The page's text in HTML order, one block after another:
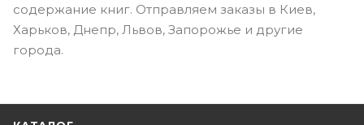
содержание книг. Отправляем заказы в Киев,
Харьков, Днепр, Львов, Запорожье и другие
города.